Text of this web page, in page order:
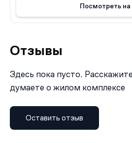
Посмотреть на
Отзывы
Здесь пока пусто.
думаете о жилом комплексе
Оставить отзыв